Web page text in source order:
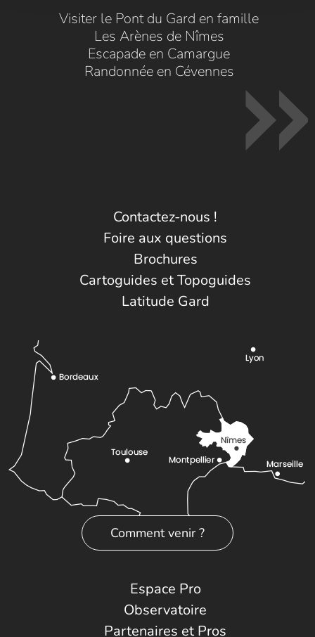
Visiter le Pont du Gard en famille
Les Arènes de Nîmes
Escapade en Camargue
Randonnée en Cévennes
Contactez-nous !
Foire aux questions
Brochures
Cartoguides et Topoguides
Latitude Gard
Comment venir ?
Espace Pro
Observatoire
Partenaires et Pros